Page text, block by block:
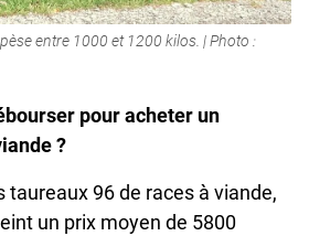
entre 1000 et 1200 kilos. | Photo :
pour acheter un
?
taureaux 96 de races à viande,
un prix moyen de 5800